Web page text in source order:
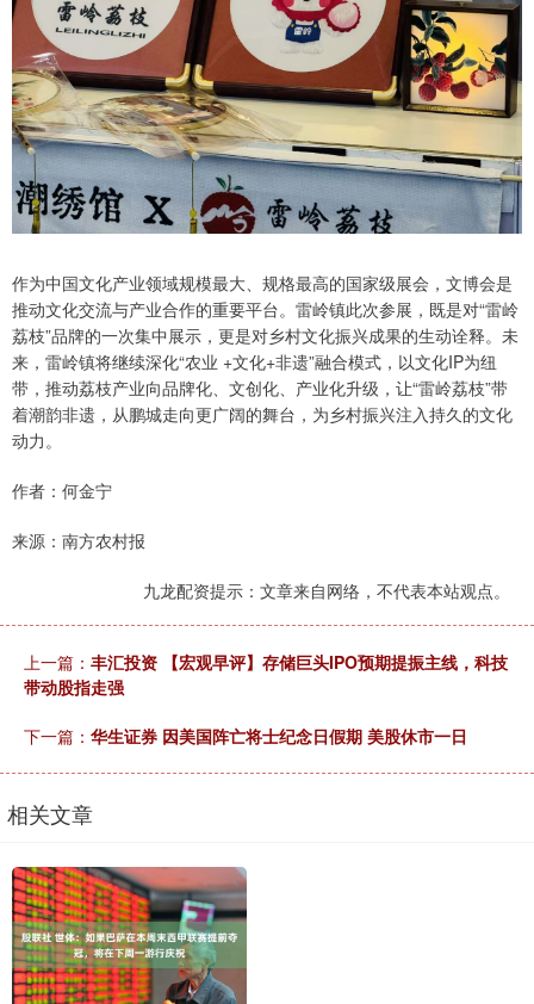
作为中国文化产业领域规模最大、规格最高的国家级展会，文博会是
推动文化交流与产业合作的重要平台。雷岭镇此次参展，既是对“雷岭
荔枝”品牌的一次集中展示，更是对乡村文化振兴成果的生动诠释。未
来，雷岭镇将继续深化“农业 +文化+非遗”融合模式，以文化IP为纽
带，推动荔枝产业向品牌化、文创化、产业化升级，让“雷岭荔枝”带
着潮韵非遗，从鹏城走向更广阔的舞台，为乡村振兴注入持久的文化
动力。
作者：何金宁
来源：南方农村报
九龙配资提示：文章来自网络，不代表本站观点。
上一篇： 丰汇投资 【宏观早评】存储巨头IPO预期提振主线，科技
带动股指走强
下一篇： 华生证券 因美国阵亡将士纪念日假期 美股休市一日
相关文章